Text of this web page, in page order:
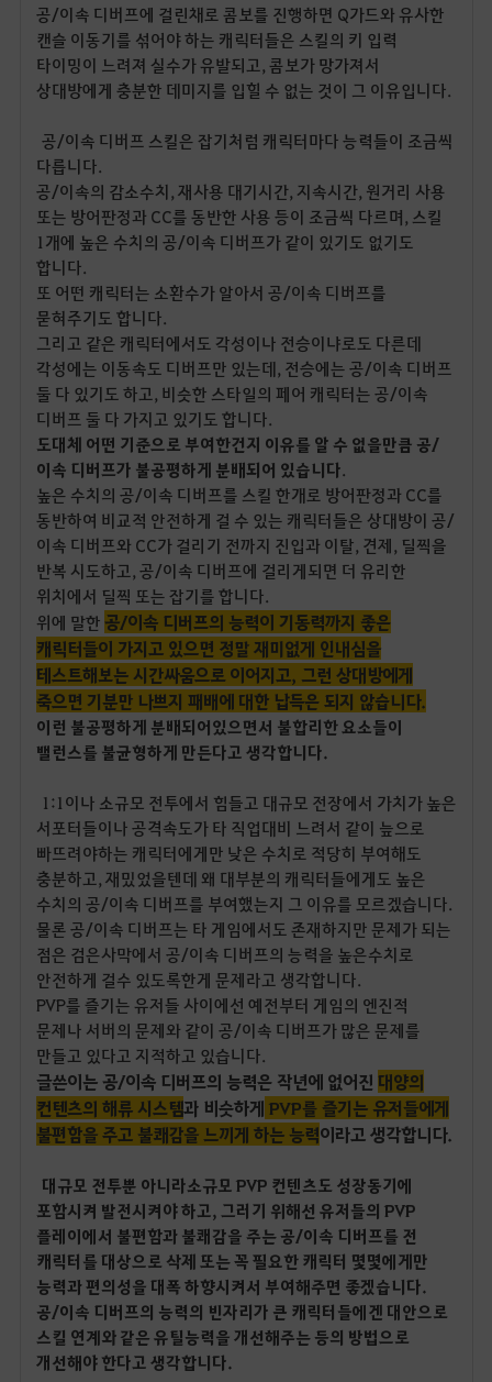
공/이속 디버프에 걸린채로 콤보를 진행하면 Q가드와 유사한
캔슬 이동기를 섞어야 하는 캐릭터들은 스킬의 키 입력
타이밍이 느려져 실수가 유발되고, 콤보가 망가져서
상대방에게 충분한 데미지를 입힐 수 없는 것이 그 이유입니다.
공/이속 디버프 스킬은 잡기처럼 캐릭터마다 능력들이 조금씩
다릅니다.
공/이속의 감소수치, 재사용 대기시간, 지속시간, 원거리 사용
또는 방어판정과 CC를 동반한 사용 등이 조금씩 다르며, 스킬
1개에 높은 수치의 공/이속 디버프가 같이 있기도 없기도
합니다.
또 어떤 캐릭터는 소환수가 알아서 공/이속 디버프를
묻혀주기도 합니다.
그리고 같은 캐릭터에서도 각성이나 전승이냐로도 다른데
각성에는 이동속도 디버프만 있는데, 전승에는 공/이속 디버프
둘 다 있기도 하고, 비슷한 스타일의 페어 캐릭터는 공/이속
디버프 둘 다 가지고 있기도 합니다.
도대체 어떤 기준으로 부여한건지 이유를 알 수 없을만큼 공/
이속 디버프가 불공평하게 분배되어 있습니다.
높은 수치의 공/이속 디버프를 스킬 한개로 방어판정과 CC를
동반하여 비교적 안전하게 걸 수 있는 캐릭터들은 상대방이 공/
이속 디버프와 CC가 걸리기 전까지 진입과 이탈, 견제, 딜찍을
반복 시도하고, 공/이속 디버프에 걸리게되면 더 유리한
위치에서 딜찍 또는 잡기를 합니다.
위에 말한 공/이속 디버프의 능력이 기동력까지 좋은
캐릭터들이 가지고 있으면 정말 재미없게 인내심을
테스트해보는 시간싸움으로 이어지고, 그런 상대방에게
죽으면 기분만 나쁘지 패배에 대한 납득은 되지 않습니다.
이런 불공평하게 분배되어있으면서 불합리한 요소들이
밸런스를 불균형하게 만든다고 생각합니다.
1:1이나 소규모 전투에서 힘들고 대규모 전장에서 가치가 높은
서포터들이나 공격속도가 타 직업대비 느려서 같이 늪으로
빠뜨려야하는 캐릭터에게만 낮은 수치로 적당히 부여해도
충분하고, 재밌었을텐데 왜 대부분의 캐릭터들에게도 높은
수치의 공/이속 디버프를 부여했는지 그 이유를 모르겠습니다.
물론 공/이속 디버프는 타 게임에서도 존재하지만 문제가 되는
점은 검은사막에서 공/이속 디버프의 능력을 높은수치로
안전하게 걸수 있도록한게 문제라고 생각합니다.
PVP를 즐기는 유저들 사이에선 예전부터 게임의 엔진적
문제나 서버의 문제와 같이 공/이속 디버프가 많은 문제를
만들고 있다고 지적하고 있습니다.
글쓴이는 공/이속 디버프의 능력은 작년에 없어진 대양의
컨텐츠의 해류 시스템과 비슷하게 PVP를 즐기는 유저들에게
불편함을 주고 불쾌감을 느끼게 하는 능력이라고 생각합니다.
대규모 전투뿐 아니라 소규모 PVP 컨텐츠도 성장동기에
포함시켜 발전시켜야 하고, 그러기 위해선 유저들의 PVP
플레이에서 불편함과 불쾌감을 주는 공/이속 디버프를 전
캐릭터를 대상으로 삭제 또는 꼭 필요한 캐릭터 몇몇에게만
능력과 편의성을 대폭 하향시켜서 부여해주면 좋겠습니다.
공/이속 디버프의 능력의 빈자리가 큰 캐릭터들에겐 대안으로
스킬 연계와 같은 유틸능력을 개선해주는 등의 방법으로
개선해야 한다고 생각합니다.